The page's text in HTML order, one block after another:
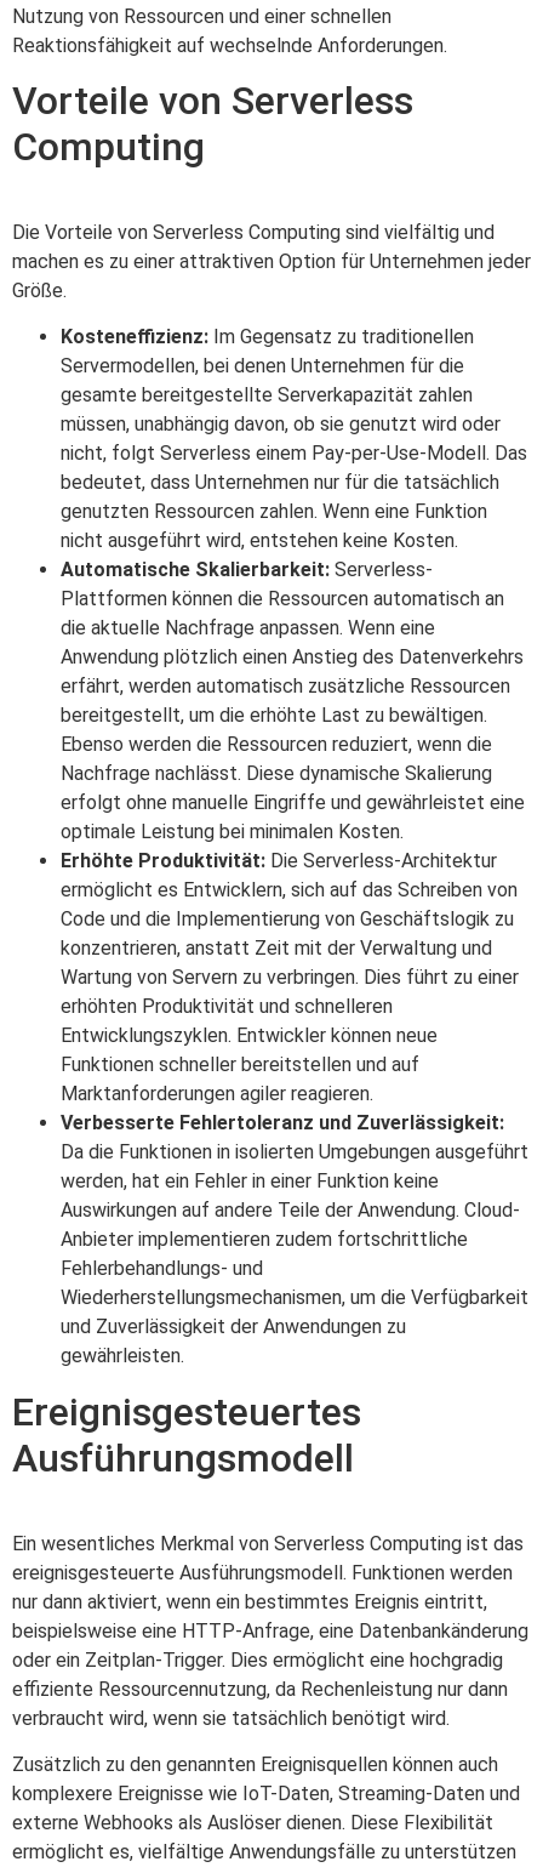
Nutzung von Ressourcen und einer schnellen
Reaktionsfähigkeit auf wechselnde Anforderungen.
Vorteile von Serverless
Computing
Die Vorteile von Serverless Computing sind vielfältig und
machen es zu einer attraktiven Option für Unternehmen jeder
Größe.
Kosteneffizienz: Im Gegensatz zu traditionellen
Servermodellen, bei denen Unternehmen für die
gesamte bereitgestellte Serverkapazität zahlen
müssen, unabhängig davon, ob sie genutzt wird oder
nicht, folgt Serverless einem Pay-per-Use-Modell. Das
bedeutet, dass Unternehmen nur für die tatsächlich
genutzten Ressourcen zahlen. Wenn eine Funktion
nicht ausgeführt wird, entstehen keine Kosten.
Automatische Skalierbarkeit: Serverless-
Plattformen können die Ressourcen automatisch an
die aktuelle Nachfrage anpassen. Wenn eine
Anwendung plötzlich einen Anstieg des Datenverkehrs
erfährt, werden automatisch zusätzliche Ressourcen
bereitgestellt, um die erhöhte Last zu bewältigen.
Ebenso werden die Ressourcen reduziert, wenn die
Nachfrage nachlässt. Diese dynamische Skalierung
erfolgt ohne manuelle Eingriffe und gewährleistet eine
optimale Leistung bei minimalen Kosten.
Erhöhte Produktivität: Die Serverless-Architektur
ermöglicht es Entwicklern, sich auf das Schreiben von
Code und die Implementierung von Geschäftslogik zu
konzentrieren, anstatt Zeit mit der Verwaltung und
Wartung von Servern zu verbringen. Dies führt zu einer
erhöhten Produktivität und schnelleren
Entwicklungszyklen. Entwickler können neue
Funktionen schneller bereitstellen und auf
Marktanforderungen agiler reagieren.
Verbesserte Fehlertoleranz und Zuverlässigkeit:
Da die Funktionen in isolierten Umgebungen ausgeführt
werden, hat ein Fehler in einer Funktion keine
Auswirkungen auf andere Teile der Anwendung. Cloud-
Anbieter implementieren zudem fortschrittliche
Fehlerbehandlungs- und
Wiederherstellungsmechanismen, um die Verfügbarkeit
und Zuverlässigkeit der Anwendungen zu
gewährleisten.
Ereignisgesteuertes
Ausführungsmodell
Ein wesentliches Merkmal von Serverless Computing ist das
ereignisgesteuerte Ausführungsmodell. Funktionen werden
nur dann aktiviert, wenn ein bestimmtes Ereignis eintritt,
beispielsweise eine HTTP-Anfrage, eine Datenbankänderung
oder ein Zeitplan-Trigger. Dies ermöglicht eine hochgradig
effiziente Ressourcennutzung, da Rechenleistung nur dann
verbraucht wird, wenn sie tatsächlich benötigt wird.
Zusätzlich zu den genannten Ereignisquellen können auch
komplexere Ereignisse wie IoT-Daten, Streaming-Daten und
externe Webhooks als Auslöser dienen. Diese Flexibilität
ermöglicht es, vielfältige Anwendungsfälle zu unterstützen